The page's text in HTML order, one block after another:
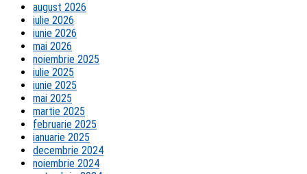
august 2026
iulie 2026
iunie 2026
mai 2026
noiembrie 2025
iulie 2025
iunie 2025
mai 2025
martie 2025
februarie 2025
ianuarie 2025
decembrie 2024
noiembrie 2024